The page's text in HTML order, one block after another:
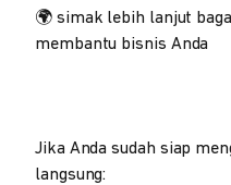
🌍 simak lebih lanjut
membantu bisnis Anda
Jika Anda sudah siap
langsung: